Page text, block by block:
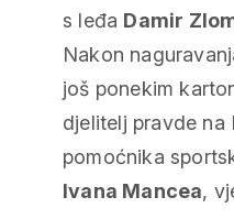
s leđa Damir
Nakon
još ponekim
djelitelj pravde na
pomoćnika
Ivana Mancea,